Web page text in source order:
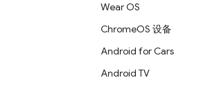
Wear OS
ChromeOS 设备
Android for Cars
Android TV